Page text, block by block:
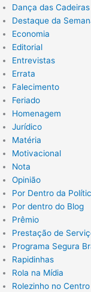
Dança das Cadeiras
Destaque da
Economia
Editorial
Entrevistas
Errata
Falecimento
Feriado
Homenagem
Jurídico
Matéria
Motivacional
Nota
Opinião
Por Dentro da
Por dentro do Blog
Prêmio
Prestação de
Programa Segura
Rapidinhas
Rola na Mídia
Rolezinho no Centro